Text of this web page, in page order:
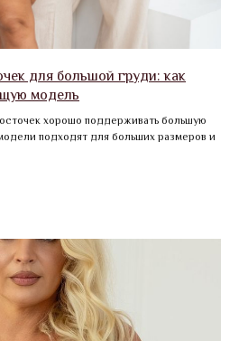
для большой груди: как
модель
хорошо поддерживать большую
подходят для больших размеров и